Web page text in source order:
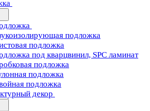
подложка
подложка
под кварцвинил, SPC ламинат
подложка
подложка
подложка
декор